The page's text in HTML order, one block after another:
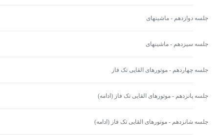
جلسه دوازدهم - ماشینهای
جلسه سیزدهم - ماشینهای
جلسه چهاردهم - موتورهای القایی تک فاز
جلسه پانزدهم - موتورهای القایی تک فاز (ادامه)
جلسه شانزدهم - موتورهای القایی تک فاز (ادامه)